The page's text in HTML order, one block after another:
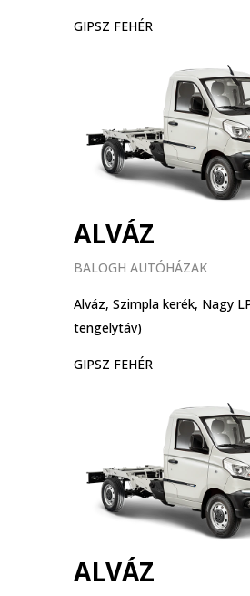
GIPSZ FEHÉR
ALVÁZ
BALOGH AUTÓHÁZAK
Alváz, Szimpla kerék, Nagy
tengelytáv)
GIPSZ FEHÉR
ALVÁZ